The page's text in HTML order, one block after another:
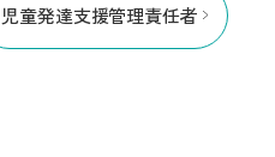
児童発達支援管理責任者